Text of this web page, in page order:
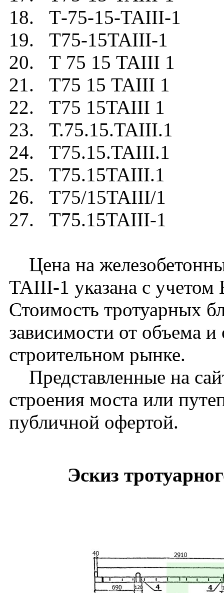
18. Т-75-15-TAIII-1
19. Т75-15TAIII-1
20. Т 75 15 TAIII 1
21. Т75 15 TAIII 1
22. Т75 15TAIII 1
23. Т.75.15.TAIII.1
24. Т75.15.TAIII.1
25. Т75.15TAIII.1
26. Т75/15TAIII/1
27. Т75.15TAIII-1
Цена на
TAIII-1 указана с учетом
Стоимость тротуарных
зависимости от объема
строительном рынке.
Представленные на
строения моста или
публичной офертой.
Эскиз